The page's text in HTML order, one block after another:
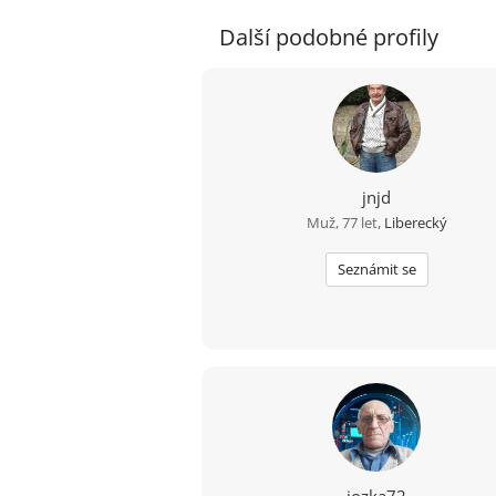
Další podobné profily
jnjd
Muž, 77 let, Liberecký
Seznámit se